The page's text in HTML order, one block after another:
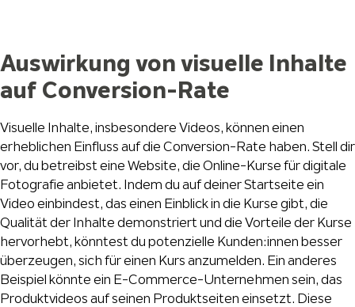
Auswirkung von visuelle Inhalte
auf Conversion-Rate
Visuelle Inhalte, insbesondere Videos, können einen
erheblichen Einfluss auf die Conversion-Rate haben. Stell dir
vor, du betreibst eine Website, die Online-Kurse für digitale
Fotografie anbietet. Indem du auf deiner Startseite ein
Video einbindest, das einen Einblick in die Kurse gibt, die
Qualität der Inhalte demonstriert und die Vorteile der Kurse
hervorhebt, könntest du potenzielle Kunden:innen besser
überzeugen, sich für einen Kurs anzumelden. Ein anderes
Beispiel könnte ein E-Commerce-Unternehmen sein, das
Produktvideos auf seinen Produktseiten einsetzt. Diese